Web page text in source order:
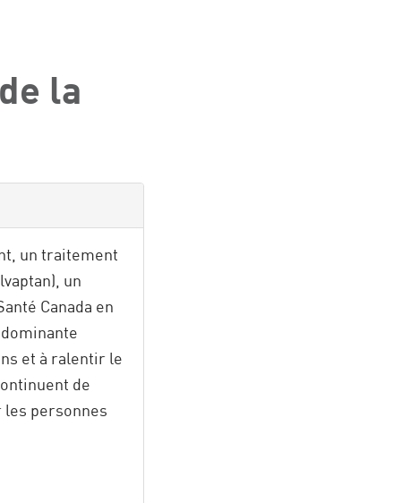
la
un traitement
un
Canada en
et à ralentir le
de
personnes